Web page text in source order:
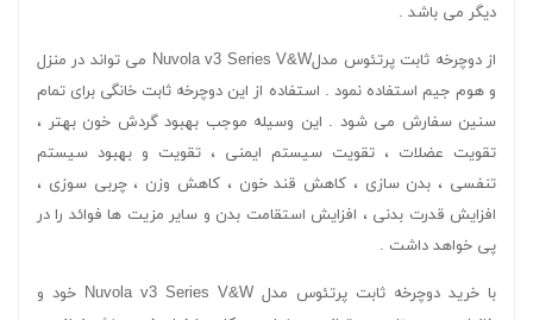
دیگر می باشد .
از دوچرخه ثابت پرتئوس مدلNuvola v3 Series V&W می تواند در منزل
و هوم جیم استفاده نمود . استفاده از این دوچرخه ثابت خانگی برای تمام
سنین سفارش می شود . این وسیله موجب بهبود گردش خون بهتر ،
تقویت عضلات ، تقویت سیستم ایمنی ، تقویت و بهبود سیستم
تنفسی ، بدن سازی ، کاهش قند خون ، کاهش وزن ، چربی سوزی ،
افزایش قدرت بدنی ، افزایش استقامت بدن و سایر مزیت ها فوائد را در
پی خواهد داشت .
با خرید دوچرخه ثابت پرتئوس مدل Nuvola v3 Series V&W خود و